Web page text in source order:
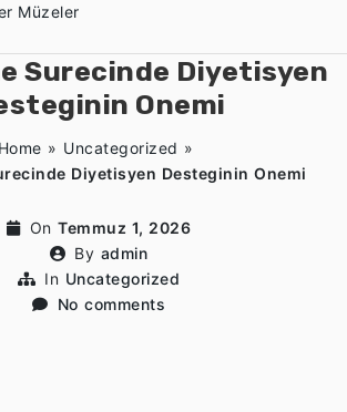
Müzeler
Surecinde Diyetisyen
Onemi
Home » Uncategorized »
Diyetisyen Desteginin Onemi
On Temmuz 1, 2026
By admin
In Uncategorized
No comments